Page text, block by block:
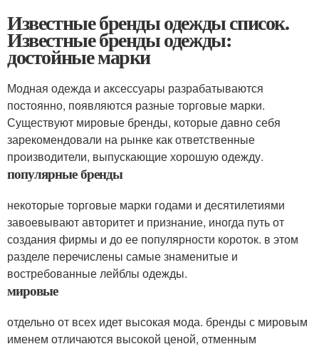
Известные бренды одежды список.
Известные бренды одежды:
достойные марки
Модная одежда и аксессуары разрабатываются
постоянно, появляются разные торговые марки.
Существуют мировые бренды, которые давно себя
зарекомендовали на рынке как ответственные
производители, выпускающие хорошую одежду.
популярные бренды
некоторые торговые марки годами и десятилетиями
завоевывают авторитет и признание, иногда путь от
создания фирмы и до ее популярности короток. в этом
разделе перечислены самые знаменитые и
востребованные лейблы одежды.
мировые
отдельно от всех идет высокая мода. бренды с мировым
именем отличаются высокой ценой, отменным